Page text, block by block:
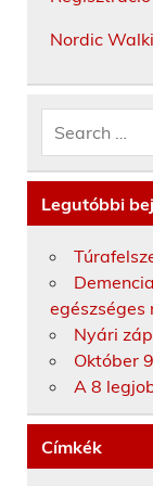
Nordic
Legutóbbi
egészséges
Nyári
Október
A 8
Címkék